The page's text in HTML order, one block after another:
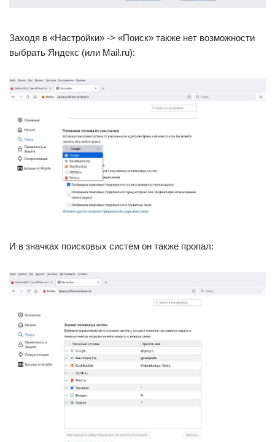
Заходя в «Настройки» -> «Поиск» также нет возможности
выбрать Яндекс (или Mail.ru):
И в значках поисковых систем он также пропал: